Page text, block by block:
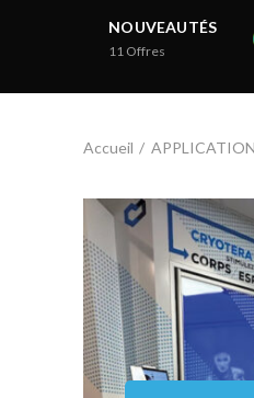
NOUVEAUTÉS
11 Offres
Accueil